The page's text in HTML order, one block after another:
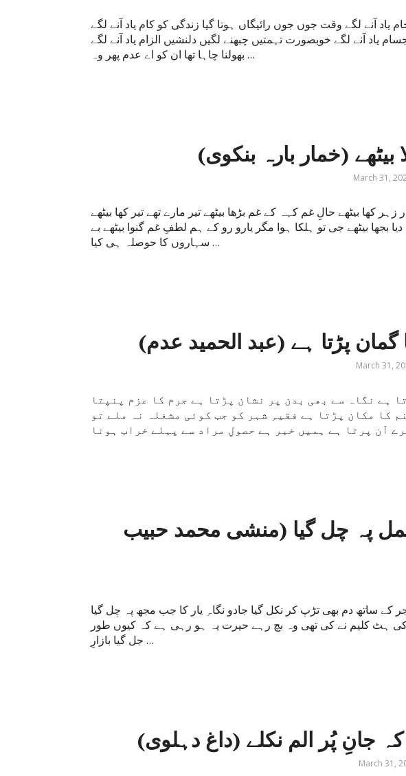
یاد آنے لگے وقت جوں جوں رائیگاں ہوتا گیا زندگی کو کام یاد آنے لگے
یاد آنے لگے خوبصورت تہمتیں چبھنے لگیں دلنشیں الزام یاد آنے لگے
بھولنا چاہا تھا ان کو اے عدم پھر وہ …
(خمار بارہ بنکوی)
March 31,
زہر کھا بیٹھے حالِ غم کہہ کے غم بڑھا بیٹھے تیر مارے تھے تیر کھا بیٹھے
دیا بجھا بیٹھے جی تو ہلکا ہوا مگر یارو رو کے ہم لطفِ غم گنوا بیٹھے بے
سہاروں کا حوصلہ ہی کیا …
پڑتا ہے (عبد الحمید عدم)
March 31,
ہے نگاہ سے بھی بدن پر نشان پڑتا ہے جرم کا عزم پنپتا
کا مکان پڑتا ہے فقیہِ شہر کو جب کوئی مشغلہ نہ ملے تو
پہ چل گیا (منشی محمد حبیب
کے ساتھ دم بھی تڑپ کر نکل گیا جادو نگاہِ یار کا جب مجھ پہ چل گیا
کی ہٹ کلیم نے کی تھی وہ بچ رہے حیرت یہ ہو رہی ہے کہ کیوں طور
جل گیا بازارِ …
جانِ پُر الم نکلے (داغ دہلوی)
March 31,